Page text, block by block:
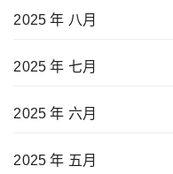
2025 年 八月
2025 年 七月
2025 年 六月
2025 年 五月